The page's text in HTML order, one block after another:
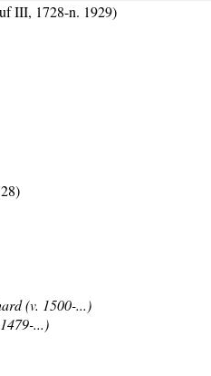
III, 1728-n. 1929)
(v. 1500-...)
...)